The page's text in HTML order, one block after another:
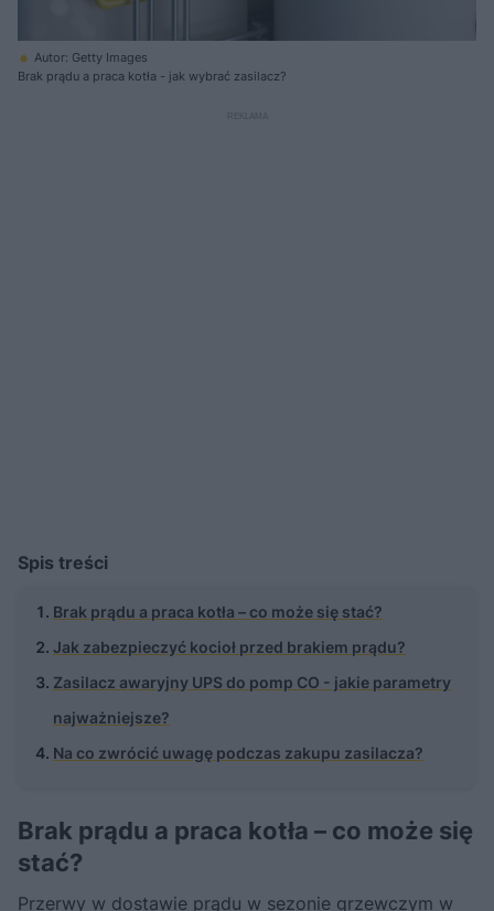
Autor: Getty Images
Brak prądu a praca kotła - jak wybrać zasilacz?
Spis treści
Brak prądu a praca kotła – co może się stać?
Jak zabezpieczyć kocioł przed brakiem prądu?
Zasilacz awaryjny UPS do pomp CO - jakie parametry
najważniejsze?
Na co zwrócić uwagę podczas zakupu zasilacza?
Brak prądu a praca kotła – co może się
stać?
Przerwy w dostawie prądu w sezonie grzewczym w